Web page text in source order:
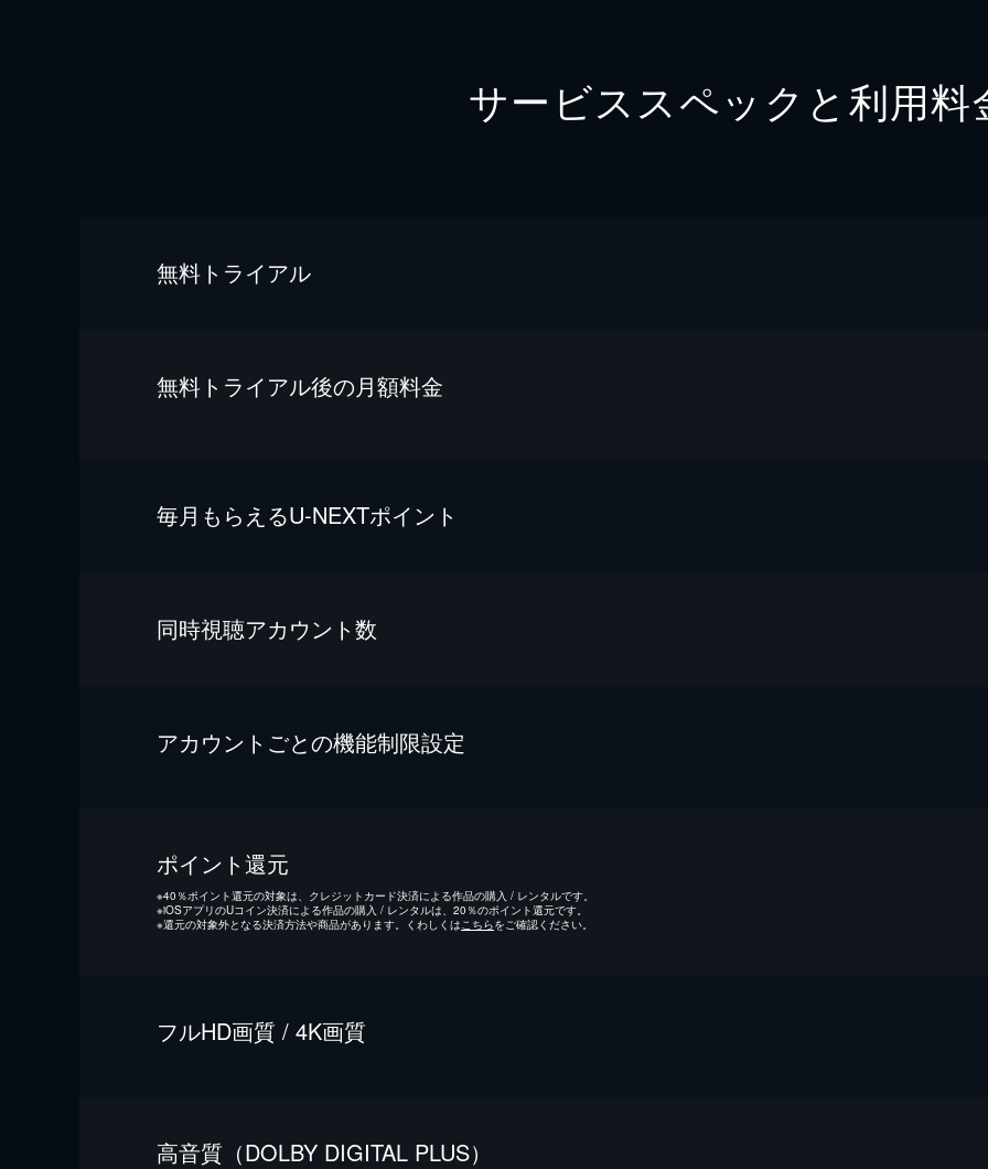
サービススペックと利用料
無料トライアル
無料トライアル後の⽉額料金
毎⽉もらえるU-NEXTポイント
同時視聴アカウント数
アカウントごとの機能制限設定
ポイント還元
※40％ポイント還元の対象は、クレジットカード決済による作品の購入 / レンタルです。
※iOSアプリのUコイン決済による作品の購入 / レンタルは、20％のポイント還元です。
※還元の対象外となる決済方法や商品があります。くわしくは こちらをご確認ください。
フルHD画質 / 4K画質
⾼⾳質（DOLBY DIGITAL PLUS）